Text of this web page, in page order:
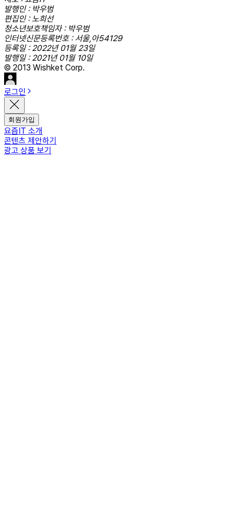
발행인 : 박우범
편집인 : 노희선
청소년보호책임자 : 박우범
인터넷신문등록번호 : 서울,아54129
등록일 : 2022년 01월 23일
발행일 : 2021년 01월 10일
© 2013 Wishket Corp.
로그인
회원가입
요즘IT 소개
콘텐츠 제안하기
광고 상품 보기